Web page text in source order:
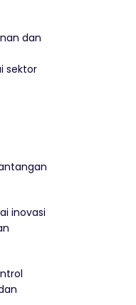
dan
sektor
inovasi